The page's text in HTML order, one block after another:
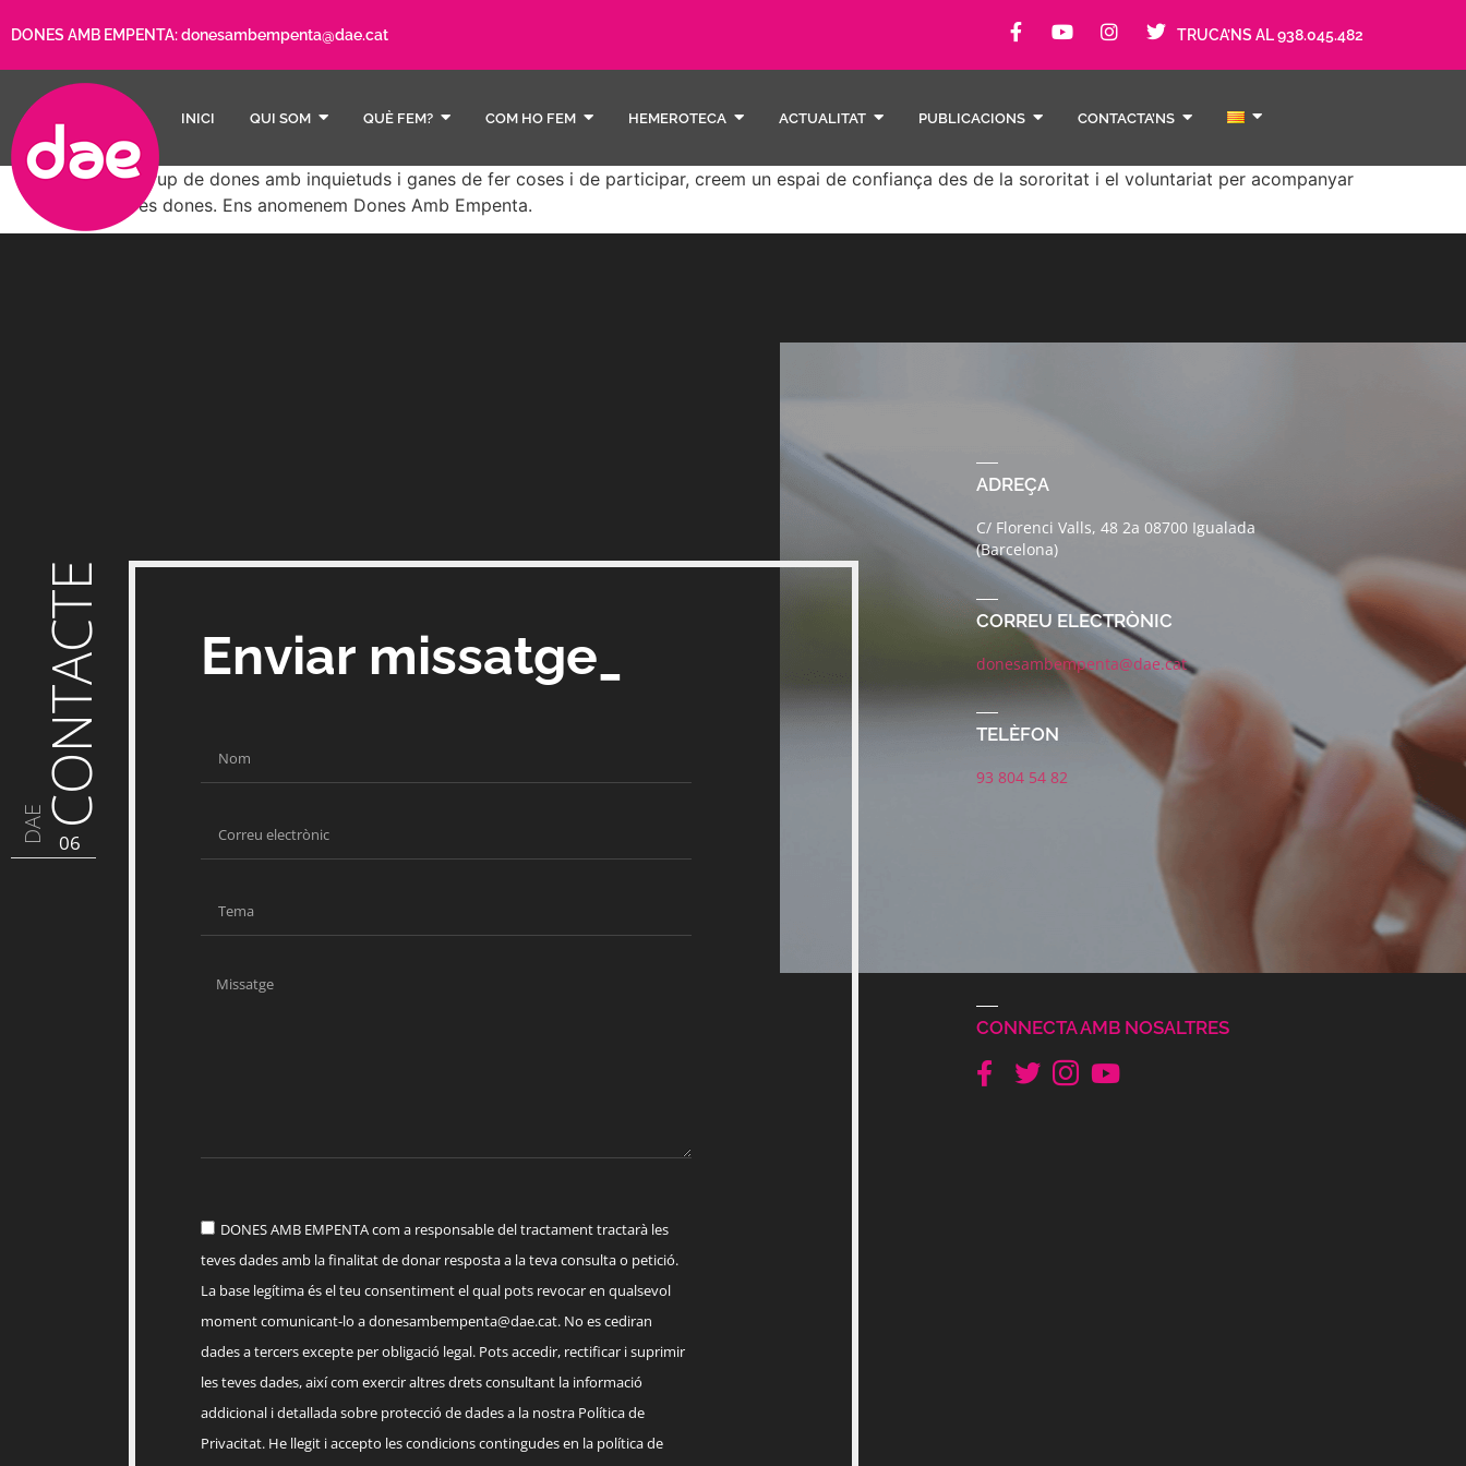
DONES AMB EMPENTA:donesambempenta@dae.cat TRUCA’NS AL 938.045.482
INICI QUI SOM QUÈ FEM? COM HO FEM HEMEROTECA ACTUALITAT PUBLICACIONS CONTACTA’NS
Un grup de dones amb inquietuds i ganes de fer coses i de participar, creem un espai de confiança des de la sororitat i el voluntariat per acompanyar
altres dones. Ens anomenem Dones Amb Empenta.
DAE CONTACTE
06
Enviar missatge_
DONES AMB EMPENTA com a responsable del tractament tractarà les
teves dades amb la finalitat de donar resposta a la teva consulta o petició.
La base legítima és el teu consentiment el qual pots revocar en qualsevol
moment comunicant-lo adonesambempenta@dae.cat. No es cediran
dades a tercers excepte per obligació legal. Pots accedir, rectificar i suprimir
les teves dades, així com exercir altres drets consultant la informació
addicional i detallada sobre protecció de dades a la nostra Política de
Privacitat. He llegit i accepto les condicions contingudes en la política de
ADREÇA
C/ Florenci Valls, 48 2a 08700 Igualada
(Barcelona)
CORREU ELECTRÒNIC
donesambempenta@dae.cat
TELÈFON
93 804 54 82
CONNECTA AMB NOSALTRES